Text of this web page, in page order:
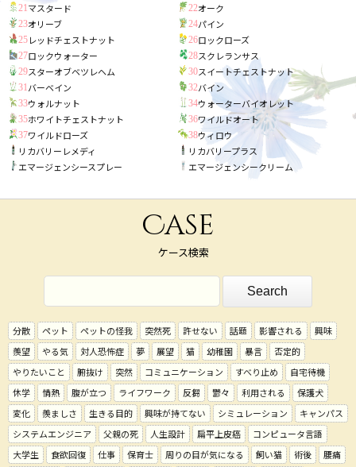
21 マスタード 22オーク
23オリーブ 24パイン
25 レッドチェストナット 26ロックローズ
27ロックウォーター 28スクレランサス
29スターオブベツレヘム 30スイートチェストナット
31 バーベイン 32バイン
33ウォルナット 34ウォーターバイオレット
35ホワイトチェストナット 36ワイルドオート
37ワイルドローズ 38ウィロウ
リカバリーレメディ
リカバリープラス
エマージェンシースプレー
エマージェンシークリーム
Case
ケース検索
分散 ペット ペットの怪我 突然死 許せない 話題 影響される
興味
羨望
やる気 対人恐怖症 夢 展望 猫 幼稚園 暴言
否定的
やりたいこと
腑抜け 突然 コミュニケーション すべり止め
自宅待機
休学
情熱 腹が立つ ライフワーク 反芻 鬱々 利用される
保護犬
変化
羨ましさ 生きる目的 興味が持てない シミュレーション
キャンパス
システムエンジニア
父親の死 人生設計 扁平上皮癌
コンピュータ言語
大学生
食欲回復 仕事 保育士 周りの目が気になる 飼い猫 術後
腰痛